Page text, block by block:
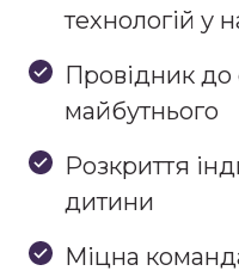
технологій у
Провідник до
майбутнього
Розкриття
дитини
Міцна